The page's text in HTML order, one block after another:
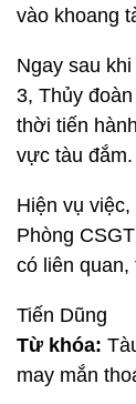
vào khoang
Ngay sau
3, Thủy
thời tiến
vực tàu đắm.
Hiện vụ
Phòng
có liên quan,
Tiến Dũng
Từ khóa:
may mắn